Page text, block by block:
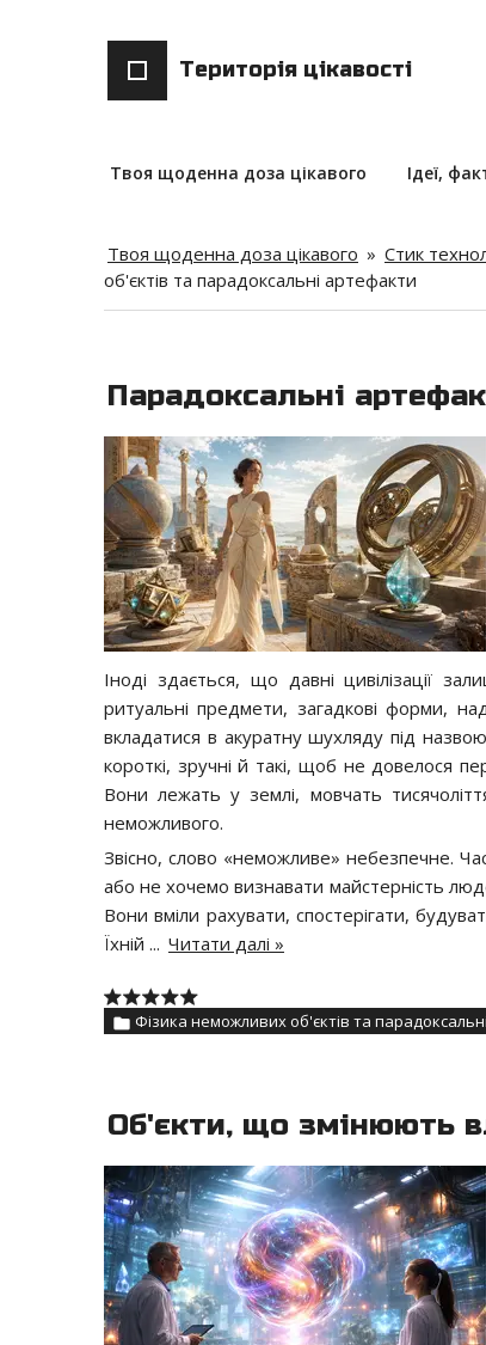
Територія цікавості
Твоя щоденна доза цікавого Ідеї,
Твоя щоденна доза цікавого » Стик
об'єктів та парадоксальні артефакти
Парадоксальні
Іноді здається, що давні цивілізації
ритуальні предмети, загадкові форми,
вкладатися в акуратну шухляду під
короткі, зручні й такі, щоб не довелося
Вони лежать у землі, мовчать
неможливого.
Звісно, слово «неможливе» небезпечне.
або не хочемо визнавати майстерність
Вони вміли рахувати, спостерігати,
Їхній ... Читати далі »
Фізика неможливих об'єктів та
Об'єкти, що змінюють